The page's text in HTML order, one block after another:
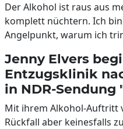
Der Alkohol ist raus aus
komplett nüchtern. Ich
Angelpunkt, warum ich
Jenny Elvers
Entzugsklinik
in NDR-Sendung
Mit ihrem Alkohol-Auftritt
Rückfall aber keinesfalls